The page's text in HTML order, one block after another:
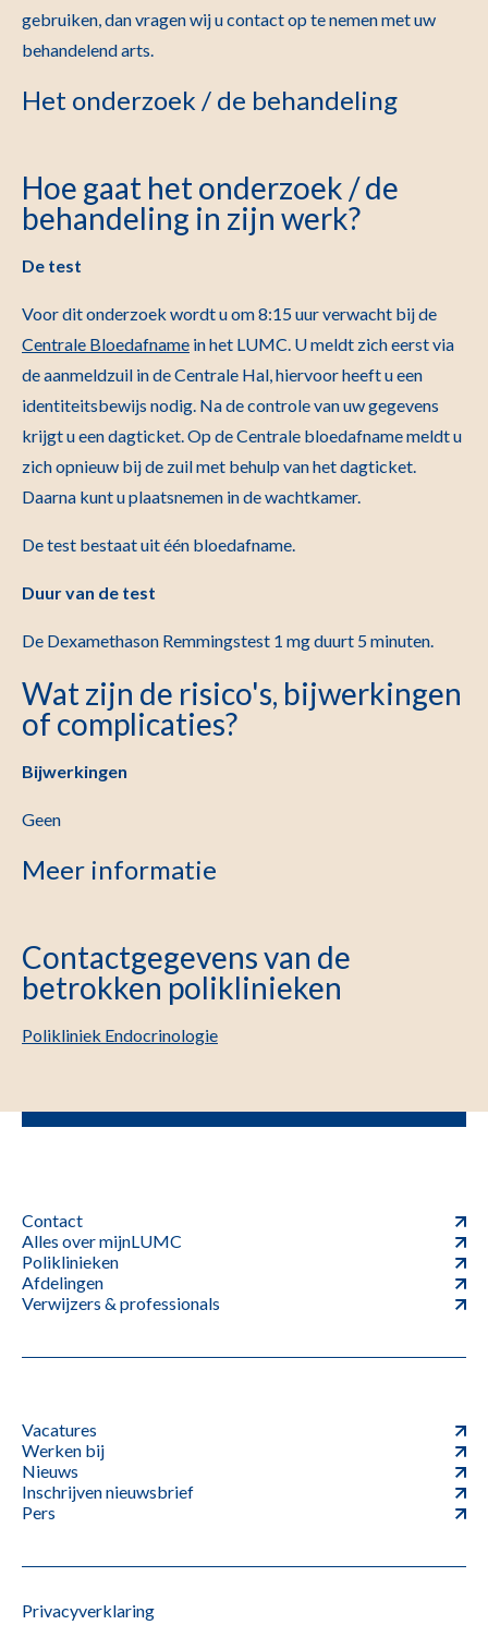
gebruiken, dan vragen wij u contact op te nemen met uw
behandelend arts.
Het onderzoek / de behandeling
Hoe gaat het onderzoek / de
behandeling in zijn werk?
De test
Voor dit onderzoek wordt u om 8:15 uur verwacht bij de
Centrale Bloedafname in het LUMC. U meldt zich eerst via
de aanmeldzuil in de Centrale Hal, hiervoor heeft u een
identiteitsbewijs nodig. Na de controle van uw gegevens
krijgt u een dagticket. Op de Centrale bloedafname meldt u
zich opnieuw bij de zuil met behulp van het dagticket.
Daarna kunt u plaatsnemen in de wachtkamer.
De test bestaat uit één bloedafname.
Duur van de test
De Dexamethason Remmingstest 1 mg duurt 5 minuten.
Wat zijn de risico's, bijwerkingen
of complicaties?
Bijwerkingen
Geen
Meer informatie
Contactgegevens van de
betrokken poliklinieken
Polikliniek Endocrinologie
Contact
Alles over mijnLUMC
Poliklinieken
Afdelingen
Verwijzers & professionals
Vacatures
Werken bij
Nieuws
Inschrijven nieuwsbrief
Pers
Privacyverklaring